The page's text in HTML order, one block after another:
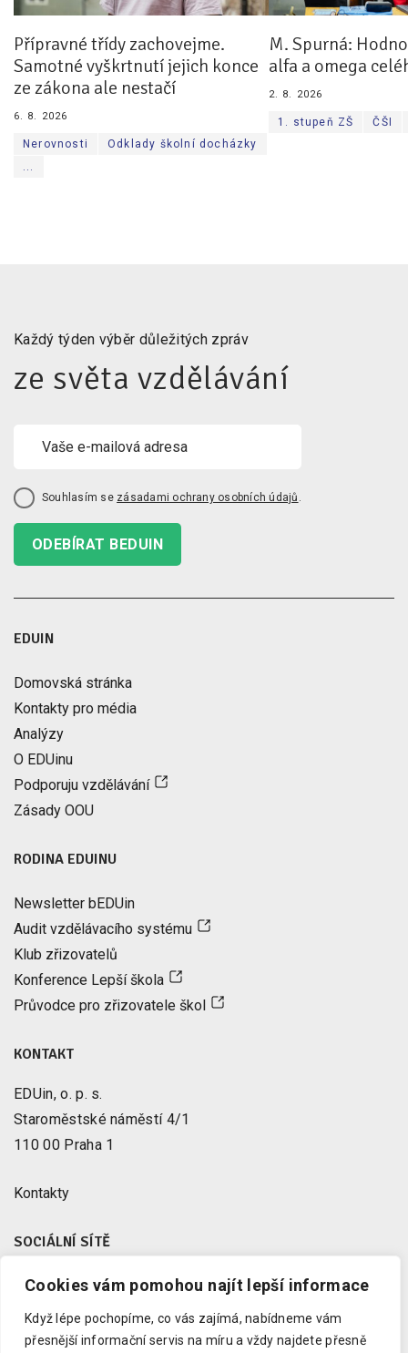
Cookies vám pomohou najít lepší informace
Když lépe pochopíme, co vás zajímá, nabídneme vám
přesnější informační servis na míru a vždy najdete přesně
Přípravné třídy zachovejme.
Samotné vyškrtnutí jejich konce
ze zákona ale nestačí
6. 8. 2026
Nerovnosti
Odklady školní docházky
...
M. Spurná:
alfa a omega
2. 8. 2026
1. stupeň ZŠ ČŠI
Každý týden výběr důležitých zpráv
ze světa vzdělávání
Souhlasím se zásadami ochrany osobních údajů .
ODEBÍRAT BEDUIN
EDUIN
Domovská stránka
Kontakty pro média
Analýzy
O EDUinu
Podporuju vzdělávání
Zásady OOU
RODINA EDUINU
Newsletter bEDUin
Audit vzdělávacího systému
Klub zřizovatelů
Konference Lepší škola
Průvodce pro zřizovatele škol
KONTAKT
EDUin, o. p. s.
Staroměstské náměstí 4/1
110 00 Praha 1
Kontakty
SOCIÁLNÍ SÍTĚ
Facebook
Instagram